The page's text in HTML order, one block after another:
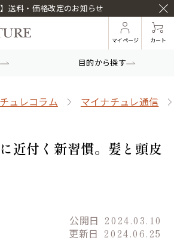
】送料・価格改定のお知らせ
マイページ カート
目的から探す
ュレコラム マイナチュレ通信
近付く新習慣。髪と頭皮
公開日 2024.03.10
更新日 2024.06.25